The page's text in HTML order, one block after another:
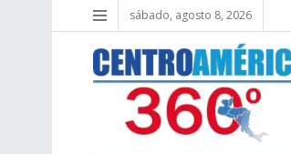
sábado, agosto 8, 2026